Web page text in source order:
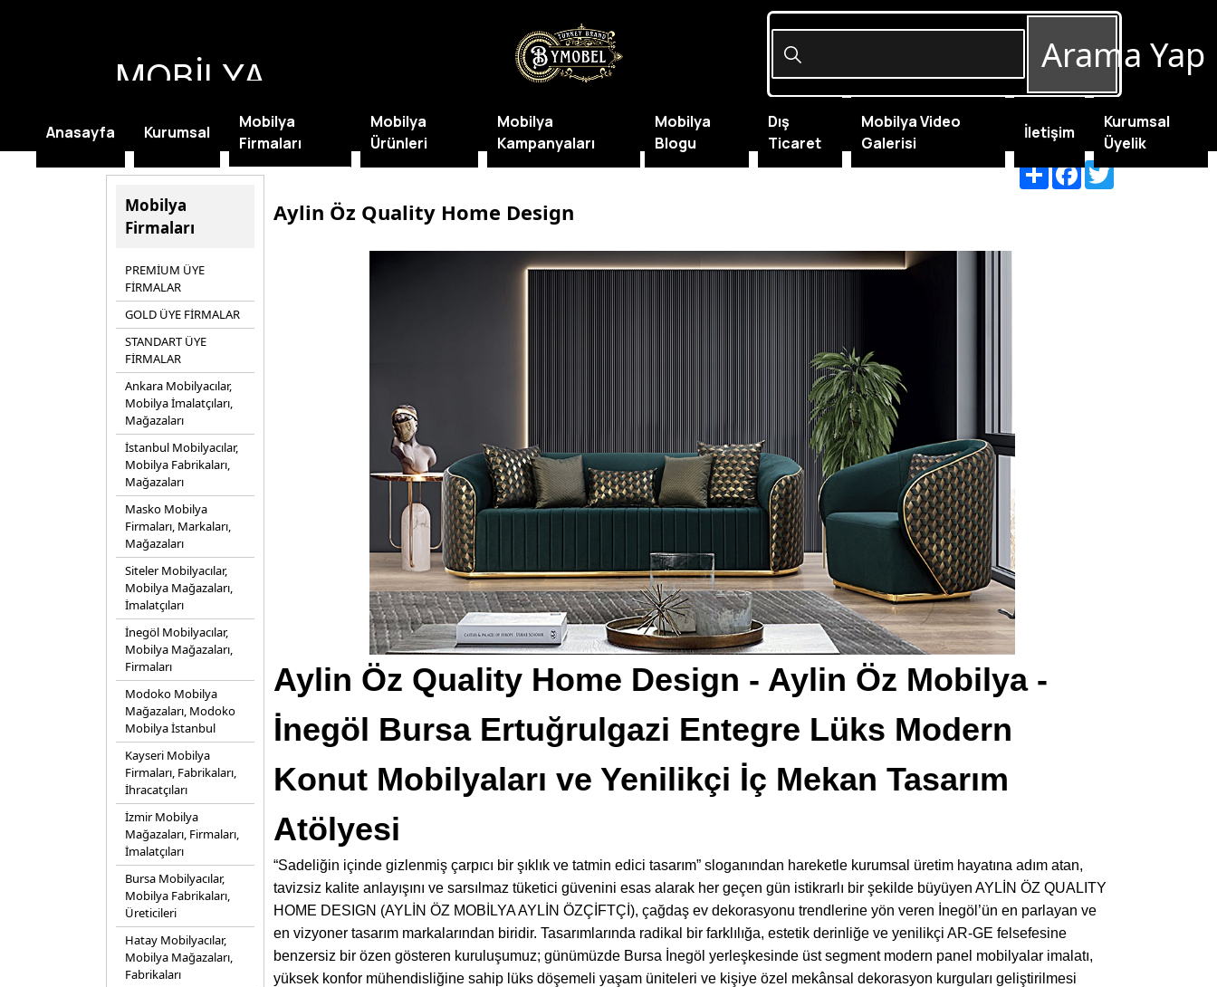
Mobilya
Firmaları
PREMİUM ÜYE
FİRMALAR
GOLD ÜYE FİRMALAR
STANDART ÜYE
FİRMALAR
Ankara Mobilyacılar,
Mobilya İmalatçıları,
Mağazaları
İstanbul Mobilyacılar,
Mobilya Fabrikaları,
Mağazaları
Masko Mobilya
Firmaları, Markaları,
Mağazaları
Siteler Mobilyacılar,
Mobilya Mağazaları,
İmalatçıları
İnegöl Mobilyacılar,
Mobilya Mağazaları,
Firmaları
Modoko Mobilya
Mağazaları, Modoko
Mobilya İstanbul
Kayseri Mobilya
Firmaları, Fabrikaları,
İhracatçıları
İzmir Mobilya
Mağazaları, Firmaları,
İmalatçıları
Bursa Mobilyacılar,
Mobilya Fabrikaları,
Üreticileri
Hatay Mobilyacılar,
Mobilya Mağazaları,
Fabrikaları
Aylin Öz Quality Home Design
Aylin Öz Quality Home Design - Aylin Öz Mobilya -
İnegöl Bursa Ertuğrulgazi Entegre Lüks Modern
Konut Mobilyaları ve Yenilikçi İç Mekan Tasarım
Atölyesi
“Sadeliğin içinde gizlenmiş çarpıcı bir şıklık ve tatmin edici tasarım” sloganından hareketle kurumsal üretim hayatına adım atan,
tavizsiz kalite anlayışını ve sarsılmaz tüketici güvenini esas alarak her geçen gün istikrarlı bir şekilde büyüyen AYLİN ÖZ QUALITY
HOME DESIGN (AYLİN ÖZ MOBİLYA AYLİN ÖZÇİFTÇİ), çağdaş ev dekorasyonu trendlerine yön veren İnegöl’ün en parlayan ve
en vizyoner tasarım markalarından biridir. Tasarımlarında radikal bir farklılığa, estetik derinliğe ve yenilikçi AR-GE felsefesine
benzersiz bir özen gösteren kuruluşumuz; günümüzde Bursa İnegöl yerleşkesinde üst segment modern panel mobilyalar imalatı,
yüksek konfor mühendisliğine sahip lüks döşemeli yaşam üniteleri ve kişiye özel mekânsal dekorasyon kurguları geliştirilmesi
ShareFacebook
Twitter
MOBİLYA
KAMPANYALARI
Arama Yap
Anasayfa Kurumsal
Mobilya
Firmaları
Mobilya
Ürünleri
Mobilya
Kampanyaları
Mobilya
Blogu
Dış
Ticaret
Mobilya Video
Galerisi
İletişim
Kurumsal
Üyelik